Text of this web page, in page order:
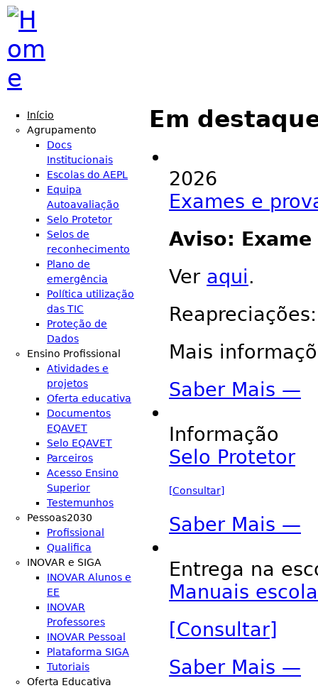
Jump to navigation
Em
2026
Exames e
Aviso:
Ver aqui.
Mais
Saber Mais —
Informação
Selo Protetor
[Consultar]
Saber Mais —
Entrega na
Manuais
[Consultar]
Saber Mais —
Início
Agrupamento
Docs
Institucionais
Escolas do AEPL
Equipa
Autoavaliação
Selo Protetor
Selos de
reconhecimento
Plano de
emergência
Política utilização
das TIC
Proteção de
Dados
Ensino Profissional
Atividades e
projetos
Oferta educativa
Documentos
EQAVET
Selo EQAVET
Parceiros
Acesso Ensino
Superior
Testemunhos
Pessoas2030
Profissional
Qualifica
INOVAR e SIGA
INOVAR Alunos e
EE
INOVAR
Professores
INOVAR Pessoal
Plataforma SIGA
Tutoriais
Oferta Educativa